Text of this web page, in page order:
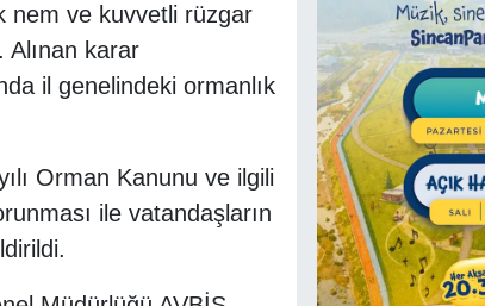
nem ve kuvvetli rüzgar
Alınan karar
il genelindeki ormanlık
Orman Kanunu ve ilgili
ile vatandaşların